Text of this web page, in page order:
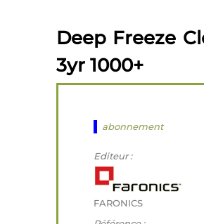
Deep Freeze
3yr 1000+
abonnement
Editeur :
FARONICS